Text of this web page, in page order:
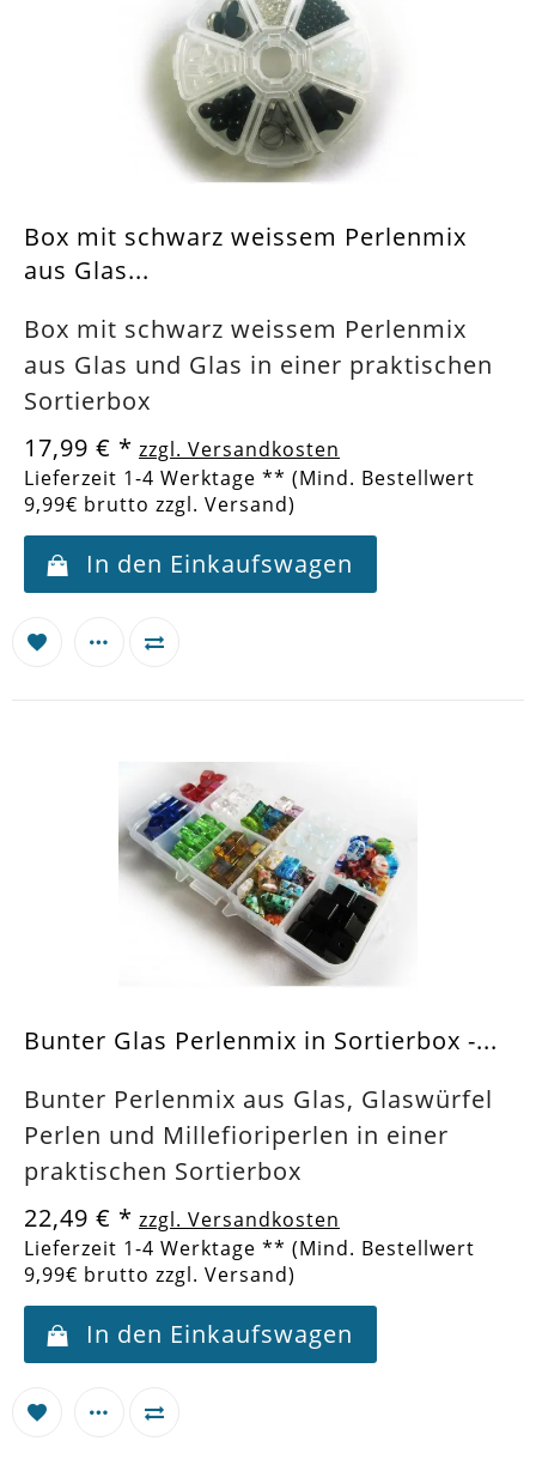
Box mit schwarz weissem Perlenmix
aus Glas...
Box mit schwarz weissem Perlenmix
aus Glas und Glas in einer praktischen
Sortierbox
17,99 € * zzgl. Versandkosten
Lieferzeit 1-4 Werktage ** (Mind. Bestellwert
9,99€ brutto zzgl. Versand)
In den Einkaufswagen
Bunter Glas Perlenmix in Sortierbox -...
Bunter Perlenmix aus Glas, Glaswürfel
Perlen und Millefioriperlen in einer
praktischen Sortierbox
22,49 € * zzgl. Versandkosten
Lieferzeit 1-4 Werktage ** (Mind. Bestellwert
9,99€ brutto zzgl. Versand)
In den Einkaufswagen